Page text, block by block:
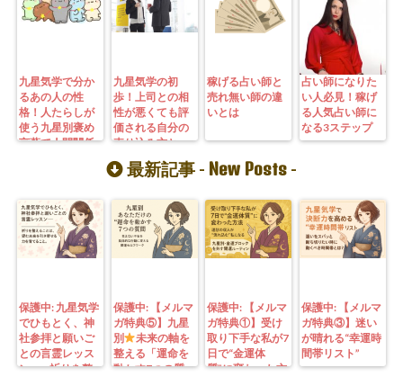
九星気学で分か
るあの人の性
格！人たらしが
使う九星別褒め
言葉で人間関係
九星気学の初
歩！上司との相
性が悪くても評
価される自分の
売り込み方と
は？
稼げる占い師と
売れ無い師の違
いとは
占い師になりた
い人必見！稼げ
る人気占い師に
なる3ステップ
最新記事 - New Posts -
保護中: 九星気学
でひもとく、神
社参拝と願いご
との言霊レッス
ン—— 祈りを整
保護中: 【メルマ
ガ特典⑤】九星
別
未来の軸を
整える「運命を
動かす7つの質
保護中: 【メルマ
ガ特典①】受け
取り下手な私が7
日で“金運体
質”に変わった方
保護中: 【メルマ
ガ特典③】迷い
が晴れる“幸運時
間帯リスト”